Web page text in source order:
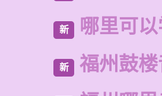
新 哪里可
新 福州鼓